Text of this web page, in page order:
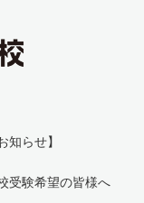
知らせ】
受験希望の皆様へ